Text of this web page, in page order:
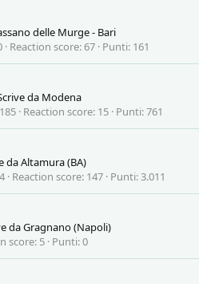
delle Murge - Bari
Reaction score 67 Punti 161
da Modena
185 Reaction score 15 Punti 761
daAltamura (BA)
4 Reaction score 147 Punti 3.011
daGragnano (Napoli)
score 5 Punti 0